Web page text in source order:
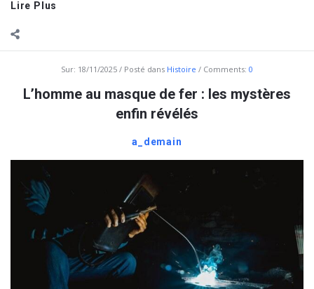
Lire Plus
Sur: 18/11/2025 Posté dans Histoire Comments: 0
L’homme au masque de fer : les mystères
enfin révélés
a_demain